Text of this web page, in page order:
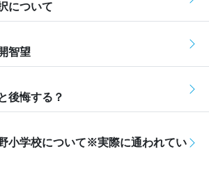
について
智望
後悔する？
小学校について※実際に通われてい